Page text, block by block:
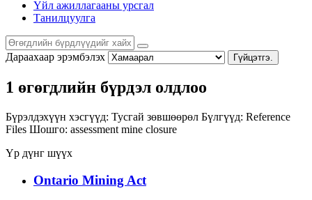
Үйл ажиллагааны урсгал
Танилцуулга
Дараахаар эрэмбэлэх Гүйцэтгэ.
1 өгөгдлийн бүрдэл олдлоо
Бүрэлдэхүүн хэсгүүд: Тусгай зөвшөөрөл Бүлгүүд: Reference
Files Шошго: assessment mine closure
Үр дүнг шүүх
Ontario Mining Act